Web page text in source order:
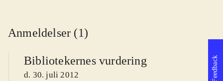
Anmeldelser (1)
Bibliotekernes vurdering
d. 30. juli 2012 Feedback